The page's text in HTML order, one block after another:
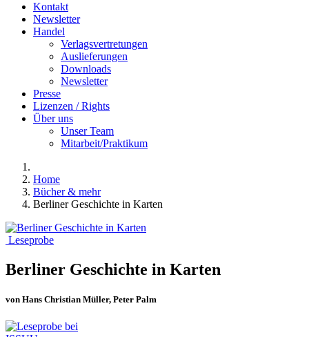
Kontakt
Newsletter
Handel
Verlagsvertretungen
Auslieferungen
Downloads
Newsletter
Presse
Lizenzen / Rights
Über uns
Unser Team
Mitarbeit/Praktikum
Home
Bücher & mehr
Berliner Geschichte in Karten
Leseprobe
Berliner Geschichte in Karten
von Hans Christian Müller, Peter Palm